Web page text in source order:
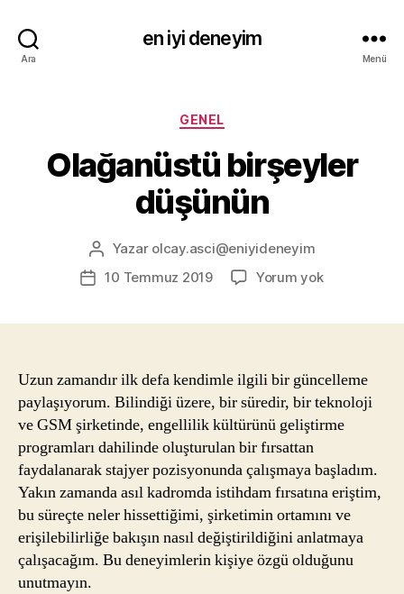
Ara
en iyi deneyim
Menü
Kategoriler
GENEL
Olağanüstü birşeyler
düşünün
Yazının
yazarı
Yazar olcay.asci@eniyideneyim
Yazı10 Temmuz 2019 Yorum yokOlağanüstü
Uzun zamandır ilk defa kendimle ilgili bir güncelleme
paylaşıyorum. Bilindiği üzere, bir süredir, bir teknoloji
ve GSM şirketinde, engellilik kültürünü geliştirme
programları dahilinde oluşturulan bir fırsattan
faydalanarak stajyer pozisyonunda çalışmaya başladım.
Yakın zamanda asıl kadromda istihdam fırsatına eriştim,
bu süreçte neler hissettiğimi, şirketimin ortamını ve
erişilebilirliğe bakışın nasıl değiştirildiğini anlatmaya
çalışacağım. Bu deneyimlerin kişiye özgü olduğunu
unutmayın.